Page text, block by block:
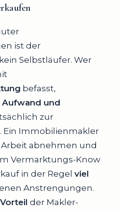
ist der
Selbstläufer. Wer
befasst,
Aufwand und
zur
Ein Immobilienmakler
abnehmen und
Vermarktungs-Know
in der Regel viel
Anstrengungen.
der Makler-